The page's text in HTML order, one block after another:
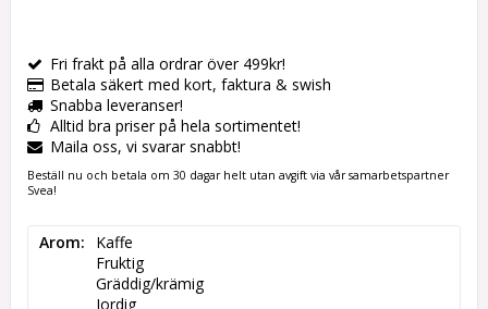
Fri frakt på alla ordrar över 499kr!
Betala säkert med kort, faktura & swish
Snabba leveranser!
Alltid bra priser på hela sortimentet!
Maila oss, vi svarar snabbt!
Beställ nu och betala om 30 dagar helt utan avgift via vår samarbetspartner
Svea!
Arom
Kaffe
Fruktig
Gräddig/krämig
Jordig